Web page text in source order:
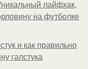
лайфхак,
на футболке
и как правильно
галстука